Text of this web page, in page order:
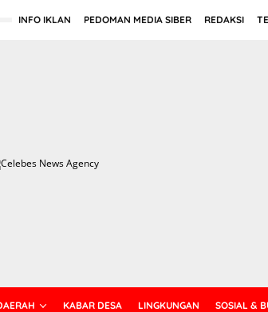
INFO IKLAN PEDOMAN MEDIA SIBER REDAKSI
KABAR DESA LINGKUNGAN SOSIAL &